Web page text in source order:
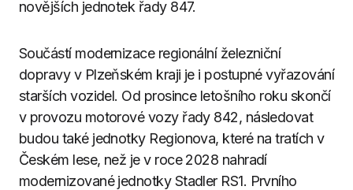
novějších jednotek řady 847.
Součástí modernizace regionální železniční
dopravy v Plzeňském kraji je i postupné vyřazování
starších vozidel. Od prosince letošního roku skončí
v provozu motorové vozy řady 842, následovat
budou také jednotky Regionova, které na tratích v
Českém lese, než je v roce 2028 nahradí
modernizované jednotky Stadler RS1. Prvního